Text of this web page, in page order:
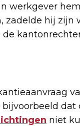
werkgever
zadelde hij zijn
niet